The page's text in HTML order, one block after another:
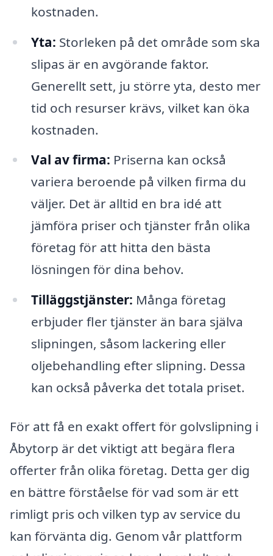
kostnaden.
Yta: Storleken på det område som ska
slipas är en avgörande faktor.
Generellt sett, ju större yta, desto mer
tid och resurser krävs, vilket kan öka
kostnaden.
Val av firma: Priserna kan också
variera beroende på vilken firma du
väljer. Det är alltid en bra idé att
jämföra priser och tjänster från olika
företag för att hitta den bästa
lösningen för dina behov.
Tilläggstjänster: Många företag
erbjuder fler tjänster än bara själva
slipningen, såsom lackering eller
oljebehandling efter slipning. Dessa
kan också påverka det totala priset.
För att få en exakt offert för golvslipning i
Åbytorp är det viktigt att begära flera
offerter från olika företag. Detta ger dig
en bättre förståelse för vad som är ett
rimligt pris och vilken typ av service du
kan förvänta dig. Genom vår plattform